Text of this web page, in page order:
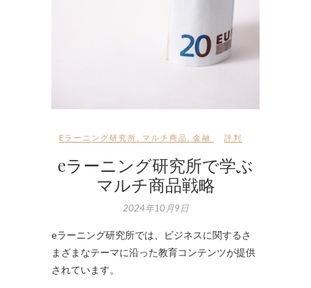
Eラーニング研究所 マルチ商品 金融 評判
eラーニング研究所で学ぶ
マルチ商品戦略
2024年10月9日
eラーニング研究所では、ビジネスに関するさ
まざまなテーマに沿った教育コンテンツが提供
されています。